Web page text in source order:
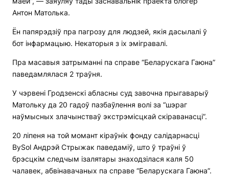
Антон Матолька.
Ён папярэдзіў пра пагрозу для людзей, якія дасылалі ў
бот інфармацыю. Некаторыя з іх эмігравалі.
Пра масавыя затрыманні па справе “Беларускага Гаюна”
паведамлялася 2 траўня.
У чэрвені Гродзенскі абласны суд завочна прыгаварыў
Матольку да 20 гадоў пазбаўлення волі за “шэраг
наўмысных злачынстваў экстрэмісцкай скіраванасці”.
20 ліпеня на той момант кіраўнік фонду салідарнасці
BySol Андрэй Стрыжак паведаміў, што ў траўні ў
брэсцкім следчым ізалятары знаходзілася каля 50
чалавек, абвінавачаных па справе “Беларускага Гаюна”.